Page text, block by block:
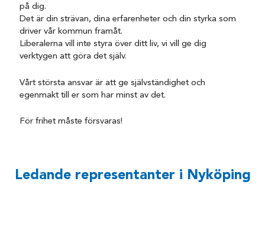
på dig.
Det är din strävan, dina erfarenheter och din styrka som
driver vår kommun framåt.
Liberalerna vill inte styra över ditt liv, vi vill ge dig
verktygen att göra det själv.
Vårt största ansvar är att ge självständighet och
egenmakt till er som har minst av det.
För frihet måste försvaras!
Ledande representanter i Nyköping